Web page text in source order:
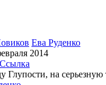
Ева Руденко
2014
Ссылка
Глупости, на серьезную